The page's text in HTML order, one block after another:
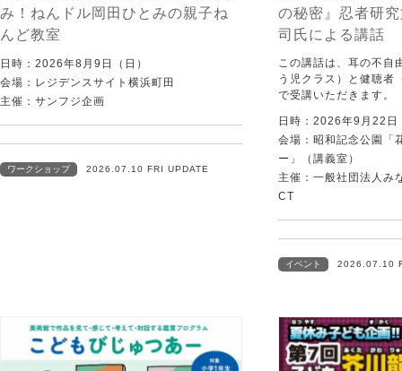
み！ねんドル岡田ひとみの親子ね
んど教室
日時：2026年8月9日（日）
会場：レジデンスサイト横浜町田
主催：サンフジ企画
ワークショップ 2026.07.10 FRI UPDATE
の秘密』忍者研
司氏による講話
この講話は、耳の不自
う児クラス）と健聴者
で受講いただきます。
日時：2026年9月22日
会場：昭和記念公園「
ー」（講義室）
主催：一般社団法人み
CT
イベント 2026.07.10